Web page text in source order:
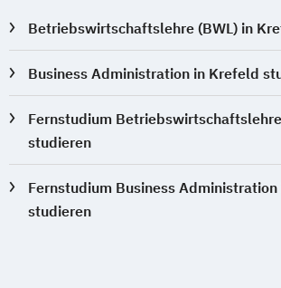
Betriebswirtschaftslehre (BWL) in
Business Administration in Krefeld
Fernstudium
studieren
Fernstudium Business
studieren